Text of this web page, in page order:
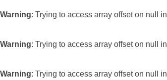
Warning: Trying to access array offset on null in
Warning: Trying to access array offset on null in
Warning: Trying to access array offset on null in